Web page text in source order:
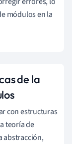
módulos en la
de la
con estructuras
teoría de
abstracción,